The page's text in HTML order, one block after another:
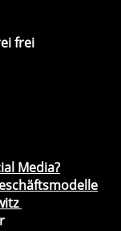
frei
Media?